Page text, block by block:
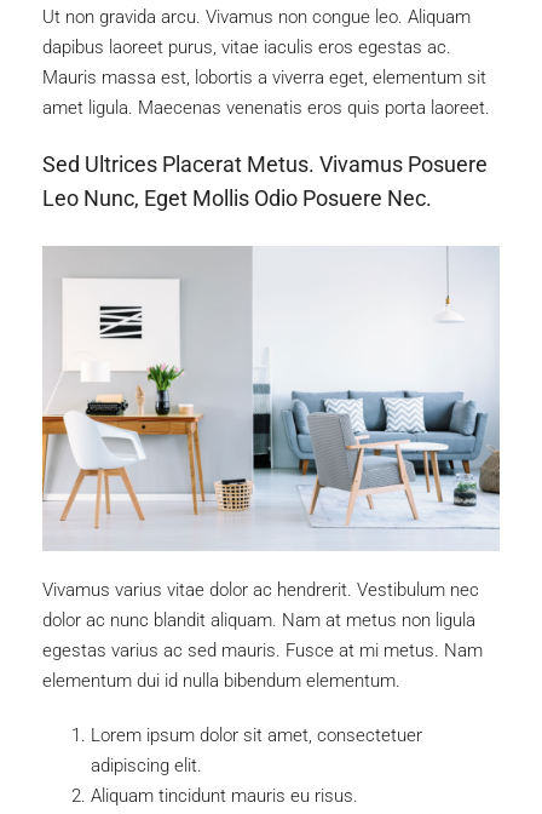
Ut non gravida arcu. Vivamus non congue leo. Aliquam
dapibus laoreet purus, vitae iaculis eros egestas ac.
Mauris massa est, lobortis a viverra eget, elementum sit
amet ligula. Maecenas venenatis eros quis porta laoreet.
Sed Ultrices Placerat Metus. Vivamus Posuere
Leo Nunc, Eget Mollis Odio Posuere Nec.
Vivamus varius vitae dolor ac hendrerit. Vestibulum nec
dolor ac nunc blandit aliquam. Nam at metus non ligula
egestas varius ac sed mauris. Fusce at mi metus. Nam
elementum dui id nulla bibendum elementum.
Lorem ipsum dolor sit amet, consectetuer
adipiscing elit.
Aliquam tincidunt mauris eu risus.